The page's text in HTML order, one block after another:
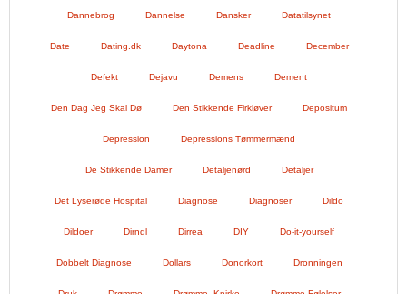
Dannebrog Dannelse Dansker Datatilsynet
Date Dating.dk Daytona Deadline December
Defekt Dejavu Demens Dement
Den Dag Jeg Skal Dø Den Stikkende Firkløver Depositum
Depression Depressions Tømmermænd
De Stikkende Damer Detaljenørd Detaljer
Det Lyserøde Hospital Diagnose Diagnoser Dildo
Dildoer Dirndl Dirrea DIY Do-it-yourself
Dobbelt Diagnose Dollars Donorkort Dronningen